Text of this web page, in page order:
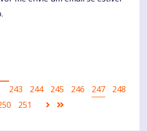
Ankstesnis
Puslapis
243 Puslapis
244 Puslapis
245 Puslapis
246
Current
247 Puslapis
248
Puslapis
251
Sekantis